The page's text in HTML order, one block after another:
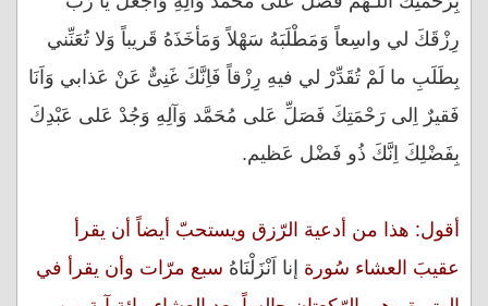
رِزْقَكَ لي واسِعاً وَمَطْلَبَهُ سَهْلاً وَمَأخَذَهُ قَريباً وَلا تُعَنِّني
بِطَلَبِ ما لَمْ تُقَدِّرْ لي فيهِ رِزْقاً فَاِنَّكَ غَنِىٌّ عَنْ عَذابي وَاَنَا
فَقيرٌ اِلى رَحْمَتِكَ فَصَلِّ عَلى مُحَمَّد وَآلِهِ وَجُدْ عَلى عَبْدِكَ
بِفَضْلِكَ اِنَّكَ ذُو فَضْل عَظيم.
أقول: هذا من أدعية الرّزق ويستحبّ أيضاً أن يقرأ
عقيبَ العشاء سُورة إنا اَنْزَلْنَاهُ سبع مرّات وأن يقرأ في